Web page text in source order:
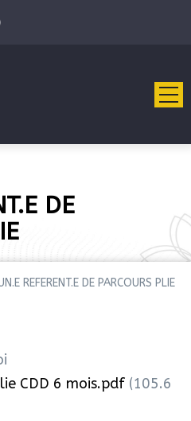
DE
REFERENT.E DE PARCOURS PLIE
CDD 6 mois.pdf (105.6